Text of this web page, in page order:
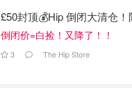
£50封顶💰Hip 倒闭大清仓
倒闭价=白捡！又降了！！
3 The Hip Store